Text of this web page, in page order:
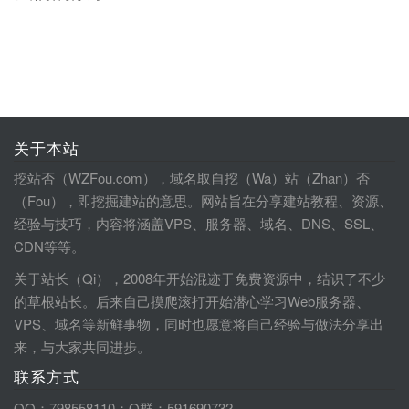
关于本站
挖站否（WZFou.com），域名取自挖（Wa）站（Zhan）否
（Fou），即挖掘建站的意思。网站旨在分享建站教程、资源、
经验与技巧，内容将涵盖VPS、服务器、域名、DNS、SSL、
CDN等等。
关于站长（Qi），2008年开始混迹于免费资源中，结识了不少
的草根站长。后来自己摸爬滚打开始潜心学习Web服务器、
VPS、域名等新鲜事物，同时也愿意将自己经验与做法分享出
来，与大家共同进步。
联系方式